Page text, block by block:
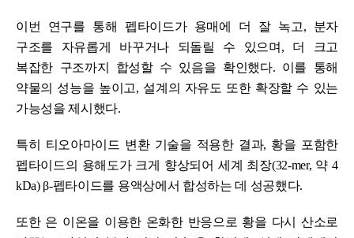
이번 연구를 통해 펩타이드가 용매에 더 잘 녹고, 분자
구조를 자유롭게 바꾸거나 되돌릴 수 있으며, 더 크고
복잡한 구조까지 합성할 수 있음을 확인했다. 이를 통해
약물의 성능을 높이고, 설계의 자유도 또한 확장할 수 있는
가능성을 제시했다.
특히 티오아마이드 변환 기술을 적용한 결과, 황을 포함한
펩타이드의 용해도가 크게 향상되어 세계 최장(32-mer, 약 4
kDa) β-펩타이드를 용액상에서 합성하는 데 성공했다.
또한 은 이온을 이용한 온화한 반응으로 황을 다시 산소로